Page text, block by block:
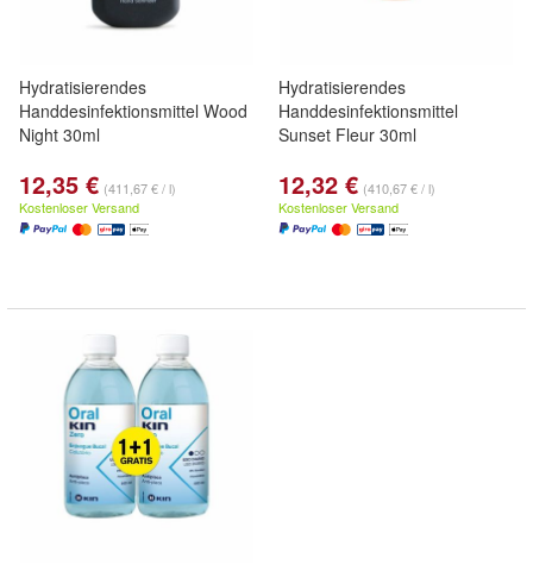
Hydratisierendes
Handdesinfektionsmittel Wood
Night 30ml
12,35 € (411,67 € / l)
Kostenloser Versand
Hydratisierendes
Handdesinfektionsmittel
Sunset Fleur 30ml
12,32 € (410,67 € / l)
Kostenloser Versand